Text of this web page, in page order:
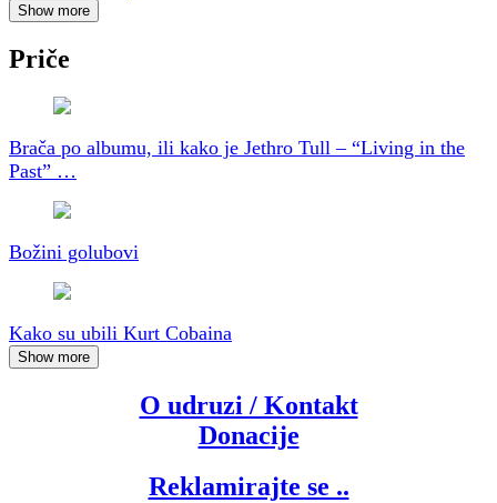
Show more
Priče
Brača po albumu, ili kako je Jethro Tull – “Living in the
Past” …
Božini golubovi
Kako su ubili Kurt Cobaina
Show more
O udruzi / Kontakt
Donacije
Reklamirajte se ..